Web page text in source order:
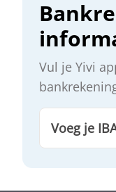
Vul je Yivi
Voeg je